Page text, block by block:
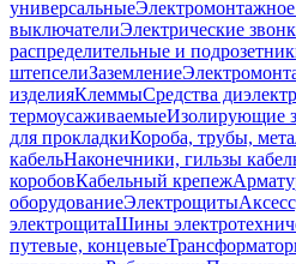
универсальные
выключателиЭлектрические
распределительные и
штепселиЗаземление
изделияКлеммыСредства
термоусаживаемыеИзолирующие
для прокладкиКороба, трубы,
кабельНаконечники, гильзы
коробовКабельный крепеж
оборудованиеЭлектрощиты
электрощитаШины
путевые, концевые